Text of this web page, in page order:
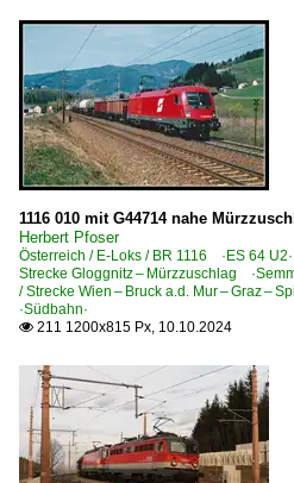
1116 010 mit G44714 nahe
Herbert Pfoser
Österreich / E-Loks / BR 1116 ·ES 64
Strecke Gloggnitz – Mürzzuschlag
/ Strecke Wien – Bruck a.d. Mur – Graz –
·Südbahn·
 211 1200x815 Px, 10.10.2024